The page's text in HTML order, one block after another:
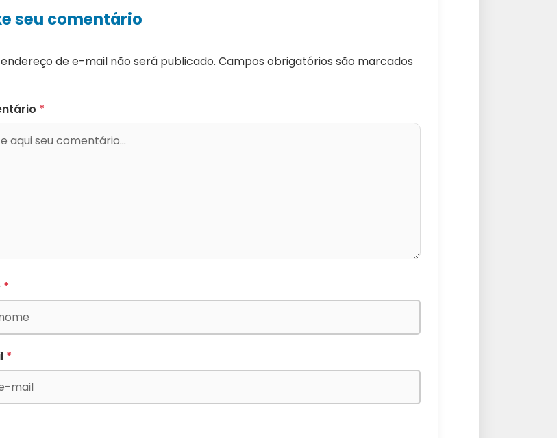
seu comentário
de e-mail não será publicado. Campos obrigatórios são marcados
*
*
*